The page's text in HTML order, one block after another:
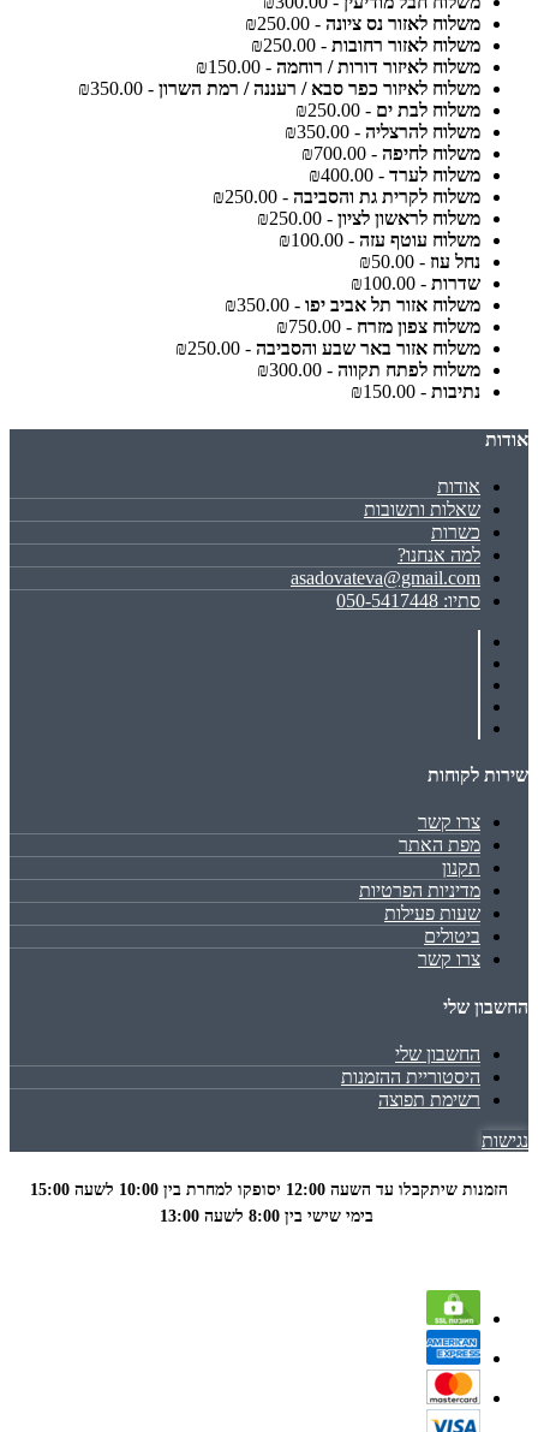
משלוח לאזור נס ציונה - ₪250.00
משלוח לאזור רחובות - ₪250.00
משלוח לאיזור דורות / רוחמה - ₪150.00
משלוח לאיזור כפר סבא / רעננה / רמת השרון - ₪350.00
משלוח לבת ים - ₪250.00
משלוח להרצליה - ₪350.00
משלוח לחיפה - ₪700.00
משלוח לערד - ₪400.00
משלוח לקרית גת והסביבה - ₪250.00
משלוח לראשון לציון - ₪250.00
משלוח עוטף עזה - ₪100.00
נחל עוז - ₪50.00
שדרות - ₪100.00
משלוח אזור תל אביב יפו - ₪350.00
משלוח צפון מזרח - ₪750.00
משלוח אזור באר שבע והסביבה - ₪250.00
משלוח לפתח תקווה - ₪300.00
נתיבות - ₪150.00
אודות
אודות
שאלות ותשובות
כשרות
למה אנחנו?
asadovateva@gmail.com
סתיו: 050-5417448
שירות לקוחות
צרו קשר
מפת האתר
תקנון
מדיניות הפרטיות
שעות פעילות
ביטולים
צרו קשר
החשבון שלי
החשבון שלי
היסטוריית ההזמנות
רשימת תפוצה
נגישות
הזמנות שיתקבלו עד השעה 12:00 יסופקו למחרת בין 10:00 לשעה
15:00